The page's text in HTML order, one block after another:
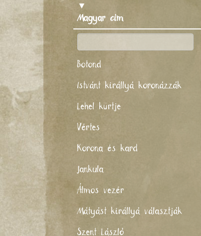
▼
Magyar cím
Botond
Istvánt királlyá koronázzák
Lehel kürtje
Vértes
Korona és kard
Jankula
Álmos vezér
Mátyást királlyá választják
Szent László